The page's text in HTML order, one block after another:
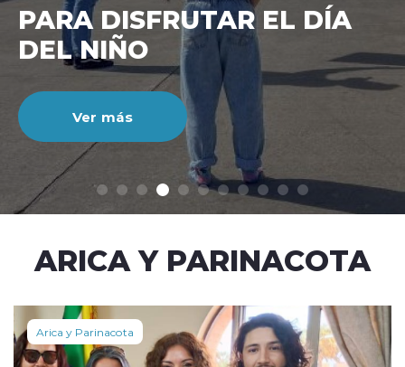
modo claro
CIENTO DURANTE EL MES
DE JULIO
Ver más
ARICA Y PARINACOTA
Arica y Parinacota